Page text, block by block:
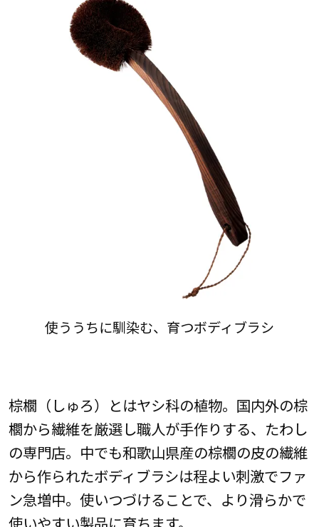
使ううちに馴染む、育つボディブラシ
棕櫚（しゅろ）とはヤシ科の植物。国内外の棕
櫚から繊維を厳選し職人が手作りする、たわし
の専門店。中でも和歌山県産の棕櫚の皮の繊維
から作られたボディブラシは程よい刺激でファ
ン急増中。使いつづけることで、より滑らかで
使いやすい製品に育ちます。